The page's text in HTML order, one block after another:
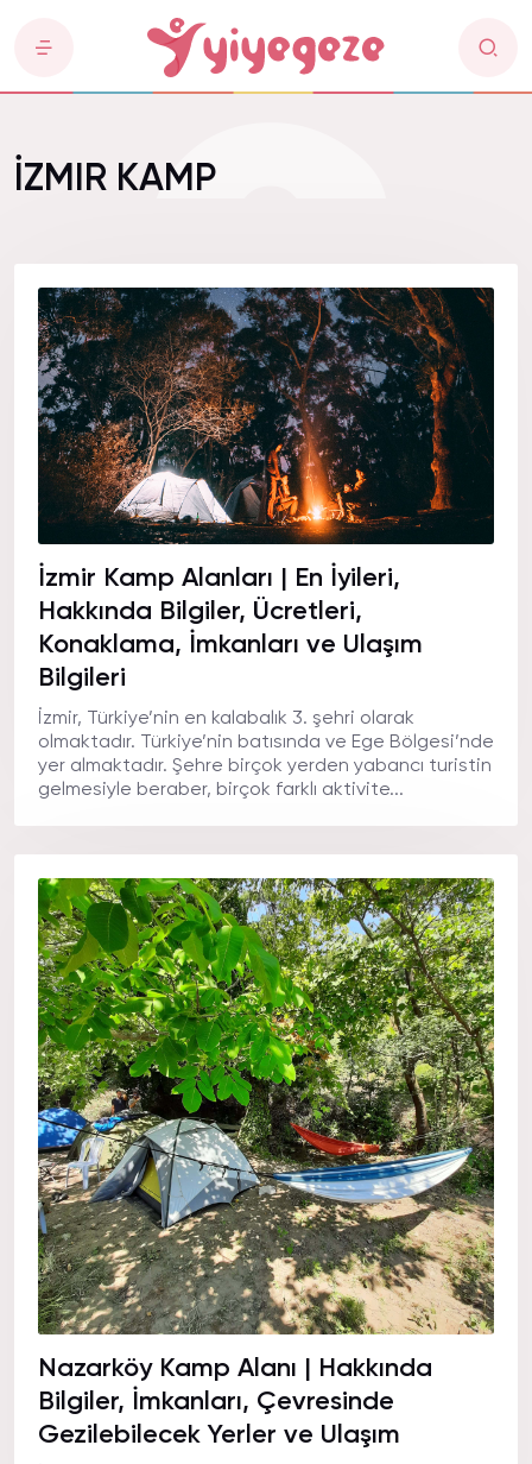
İZMIR KAMP
İzmir Kamp Alanları | En İyileri,
Hakkında Bilgiler, Ücretleri,
Konaklama, İmkanları ve Ulaşım
Bilgileri
İzmir, Türkiye’nin en kalabalık 3. şehri olarak
olmaktadır. Türkiye’nin batısında ve Ege Bölgesi’nde
yer almaktadır. Şehre birçok yerden yabancı turistin
gelmesiyle beraber, birçok farklı aktivite...
Nazarköy Kamp Alanı | Hakkında
Bilgiler, İmkanları, Çevresinde
Gezilebilecek Yerler ve Ulaşım